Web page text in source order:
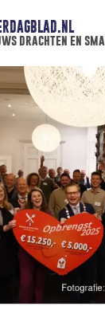
drachten en